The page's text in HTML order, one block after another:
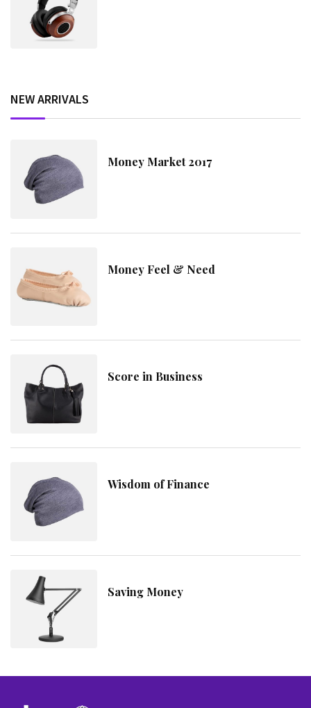
NEW ARRIVALS
Money Market 2017
Money Feel & Need
Score in Business
Wisdom of Finance
Saving Money